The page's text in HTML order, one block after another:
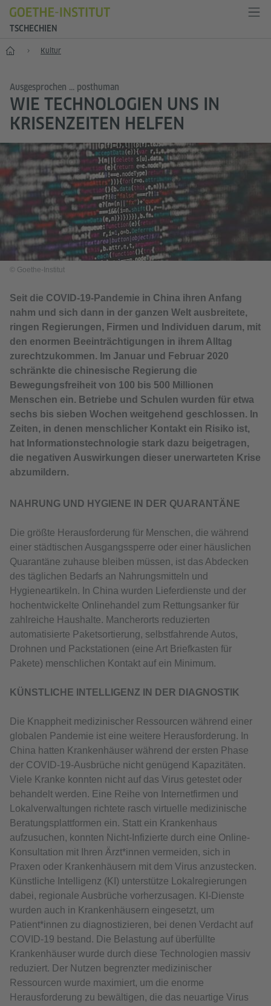
TSCHECHIEN
Start Kultur
Ausgesprochen ... posthuman
WIE TECHNOLOGIEN UNS IN
KRISENZEITEN HELFEN
© Goethe-Institut
Seit die COVID-19-Pandemie in China ihren Anfang
nahm und sich dann in der ganzen Welt ausbreitete,
ringen Regierungen, Firmen und Individuen darum, mit
den enormen Beeinträchtigungen in ihrem Alltag
zurechtzukommen. Im Januar und Februar 2020
schränkte die chinesische Regierung die
Bewegungsfreiheit von 100 bis 500 Millionen
Menschen ein. Betriebe und Schulen wurden für etwa
sechs bis sieben Wochen weitgehend geschlossen. In
Zeiten, in denen menschlicher Kontakt ein Risiko ist,
hat Informationstechnologie stark dazu beigetragen,
die negativen Auswirkungen dieser unerwarteten Krise
abzumildern.
NAHRUNG UND HYGIENE IN DER QUARANTÄNE
Die größte Herausforderung für Menschen, die während
einer städtischen Ausgangssperre oder einer häuslichen
Quarantäne zuhause bleiben müssen, ist das Abdecken
des täglichen Bedarfs an Nahrungsmitteln und
Hygieneartikeln. In China wurden Lieferdienste und der
hochentwickelte Onlinehandel zum Rettungsanker für
zahlreiche Haushalte. Mancherorts reduzierten
automatisierte Paketsortierung, selbstfahrende Autos,
Drohnen und Packstationen (eine Art Briefkasten für
Pakete) menschlichen Kontakt auf ein Minimum.
KÜNSTLICHE INTELLIGENZ IN DER DIAGNOSTIK
Die Knappheit medizinischer Ressourcen während einer
globalen Pandemie ist eine weitere Herausforderung. In
China hatten Krankenhäuser während der ersten Phase
der COVID-19-Ausbrüche nicht genügend Kapazitäten.
Viele Kranke konnten nicht auf das Virus getestet oder
behandelt werden. Eine Reihe von Internetfirmen und
Lokalverwaltungen richtete rasch virtuelle medizinische
Beratungsplattformen ein. Statt ein Krankenhaus
aufzusuchen, konnten Nicht-Infizierte durch eine Online-
Konsultation mit Ihren Ärzt*innen vermeiden, sich in
Praxen oder Krankenhäusern mit dem Virus anzustecken.
Künstliche Intelligenz (KI) unterstütze Lokalregierungen
dabei, regionale Ausbrüche vorherzusagen. KI-Dienste
wurden auch in Krankenhäusern eingesetzt, um
Patient*innen zu diagnostizieren, bei denen Verdacht auf
COVID-19 bestand. Die Belastung auf überfüllte
Krankenhäuser wurde durch diese Technologien massiv
reduziert. Der Nutzen begrenzter medizinischer
Ressourcen wurde maximiert, um die enorme
Herausforderung zu bewältigen, die das neuartige Virus